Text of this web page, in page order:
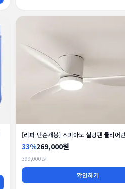
[리퍼-단순개봉] 스피아노 실링팬 클리어
33%269,000원
399,000원
확인하기